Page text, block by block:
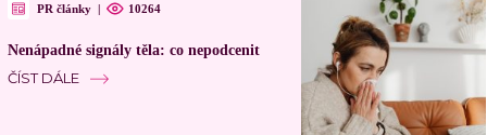
PR články | 10264
Nenápadné signály těla: co nepodcenit
ČÍST DÁLE